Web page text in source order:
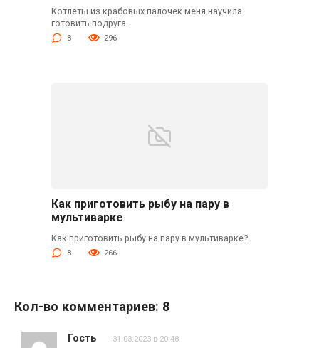
Котлеты из крабовых палочек меня научила
готовить подруга.
8 296
Как приготовить рыбу на пару в
мультиварке
Как приготовить рыбу на пару в мультиварке?
8 266
Кол-во комментариев: 8
Гость 31.03.2023 в 20:48